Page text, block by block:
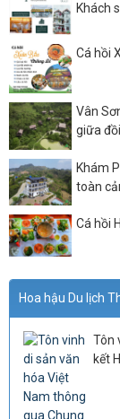
Khách
Cá hồi
Vân
giữa
Khám
toàn
Cá hồi
Hoa hậu Du lịch
Tôn
kết